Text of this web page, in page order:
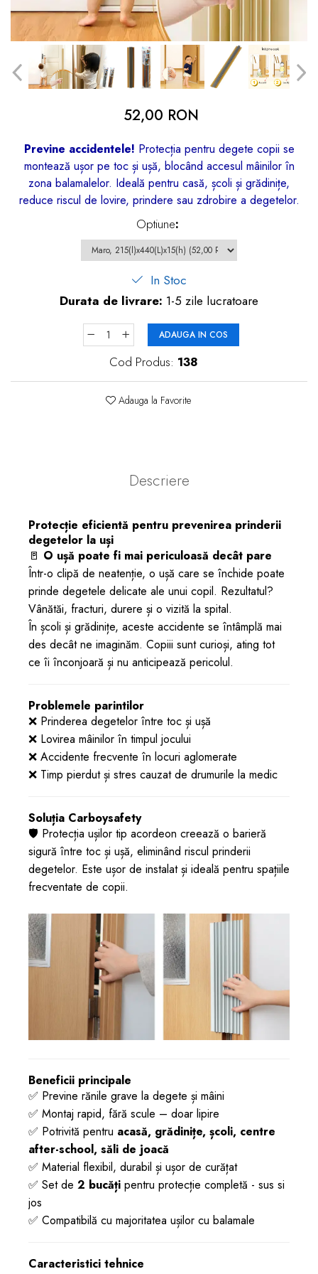
dopuri de urechi
Produse îngrijire copii
Igiena copii
52,00 RON
Previne accidentele! Protecția pentru degete copii se
montează ușor pe toc și ușă, blocând accesul mâinilor în
zona balamalelor. Ideală pentru casă, școli și grădinițe,
reduce riscul de lovire, prindere sau zdrobire a degetelor.
Optiune:
In Stoc
Durata de livrare: 1-5 zile lucratoare
ADAUGA IN COS
Cod Produs: 138
Adauga la Favorite
Descriere
Protecție eficientă pentru prevenirea prinderii
degetelor la uși
🚪 O ușă poate fi mai periculoasă decât pare
Într-o clipă de neatenție, o ușă care se închide poate
prinde degetele delicate ale unui copil. Rezultatul?
Vânătăi, fracturi, durere și o vizită la spital.
În școli și grădinițe, aceste accidente se întâmplă mai
des decât ne imaginăm. Copiii sunt curioși, ating tot
ce îi înconjoară și nu anticipează pericolul.
Problemele parintilor
❌ Prinderea degetelor între toc și ușă
❌ Lovirea mâinilor în timpul jocului
❌ Accidente frecvente în locuri aglomerate
❌ Timp pierdut și stres cauzat de drumurile la medic
Soluția Carboysafety
🛡️ Protecția ușilor tip acordeon creează o barieră
sigură între toc și ușă, eliminând riscul prinderii
degetelor. Este ușor de instalat și ideală pentru spațiile
frecventate de copii.
Beneficii principale
✅ Previne rănile grave la degete și mâini
✅ Montaj rapid, fără scule – doar lipire
✅ Potrivită pentru acasă, grădinițe, școli, centre
after-school, săli de joacă
✅ Material flexibil, durabil și ușor de curățat
✅ Set de 2 bucăți pentru protecție completă - sus si
jos
✅ Compatibilă cu majoritatea ușilor cu balamale
Caracteristici tehnice